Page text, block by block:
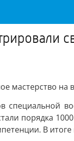
мастерство
специальной
порядка
В